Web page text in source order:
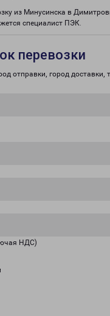
из Минусинска в
специалист ПЭК.
перевозки
отправки, город доставки,
НДС)